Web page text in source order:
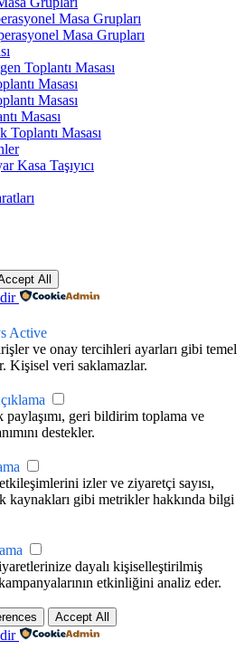
Masa Grupları
Masa Grupları
Toplantı Masası
Masası
Masası
Masası
Toplantı Masası
Kasa Taşıyıcı
All
Active
ve onay tercihleri ayarları gibi temel
Kişisel veri saklamazlar.
geri bildirim toplama ve
destekler.
izler ve ziyaretçi sayısı,
kaynakları gibi metrikler hakkında bilgi
dayalı kişiselleştirilmiş
etkinliğini analiz eder.
Accept All